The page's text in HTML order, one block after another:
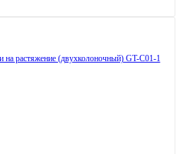
на растяжение (двухколоночный) GT-C01-1